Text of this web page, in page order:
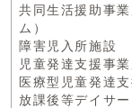
共同生活援助事
ム）
障害児入所施設
児童発達支援事
医療型児童発達
放課後等デイサ